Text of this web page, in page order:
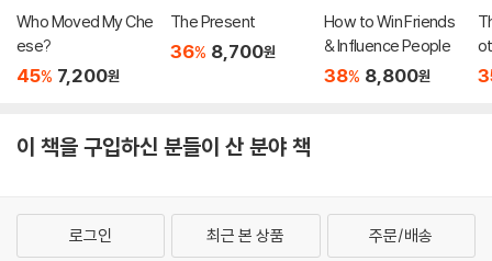
Who Moved My Che
ese?
45% 7,200원
The Present
36% 8,700원
How to Win Friends
& Influence People
38% 8,800원
이 책을 구입하신 분들이 산 분야 책
로그인 최근 본 상품 주문/배송